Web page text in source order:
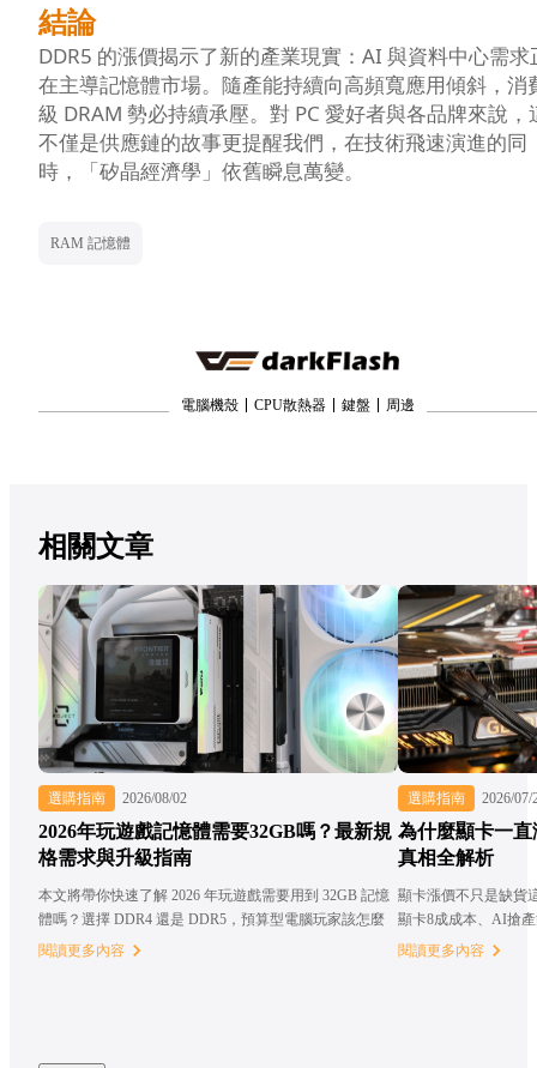
結論
DDR5 的漲價揭示了新的產業現實：AI 與資料中心需求
在主導記憶體市場。隨產能持續向高頻寬應用傾斜，消
級 DRAM 勢必持續承壓。對 PC 愛好者與各品牌來說，
不僅是供應鏈的故事更提醒我們，在技術飛速演進的同
時，「矽晶經濟學」依舊瞬息萬變。
RAM 記憶體
電腦機殼 CPU散熱器 鍵盤 周邊
相關文章
選購指南 2026/08/02
2026年玩遊戲記憶體需要32GB嗎？最新規
格需求與升級指南
本文將帶你快速了解 2026 年玩遊戲需要用到 32GB 記憶
體嗎？選擇 DDR4 還是 DDR5，預算型電腦玩家該怎麼
選？
閱讀更多內容
選購指南 2026/07/
為什麼顯卡一
真相全解析
顯卡漲價不只是缺貨
顯卡8成成本、AI搶
閱讀更多內容